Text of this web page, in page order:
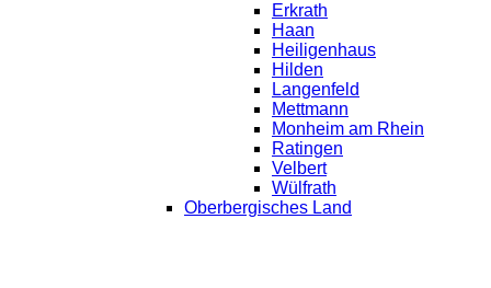
Erkrath
Haan
Heiligenhaus
Hilden
Langenfeld
Mettmann
Monheim am Rhein
Ratingen
Velbert
Wülfrath
Oberbergisches Land